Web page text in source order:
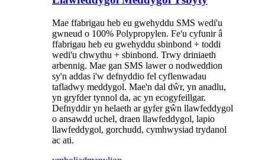
Mae ffabrigau heb eu gwehyddu SMS wedi'u
gwneud o 100% Polypropylen. Fe'u cyfunir â
ffabrigau heb eu gwehyddu sbinbond + toddi
wedi'u chwythu + sbinbond. Trwy driniaeth
arbennig. Mae gan SMS lawer o nodweddion
sy'n addas i'w defnyddio fel cyflenwadau
tafladwy meddygol. Mae'n dal dŵr, yn anadlu,
yn gryfder tynnol da, ac yn ecogyfeillgar.
Defnyddir yn helaeth ar gyfer gŵn llawfeddygol
o ansawdd uchel, draen llawfeddygol, lapio
llawfeddygol, gorchudd, cymhwysiad trydanol
ac ati.